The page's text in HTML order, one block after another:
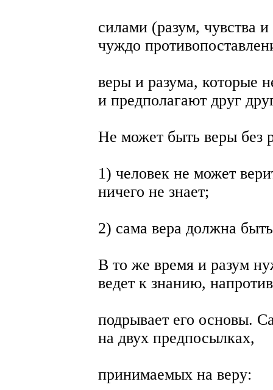
силами (разум, чувства
чуждо
веры и разума, которые
и предполагают друг
Не может быть веры без
1) человек не может
ничего не знает;
2) сама вера должна
В то же время и разум
ведет к знанию,
подрывает его основы.
на двух предпосылках,
принимаемых на веру: